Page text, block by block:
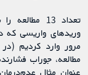
وریدهای واریسی که
مطالعه، جوراب